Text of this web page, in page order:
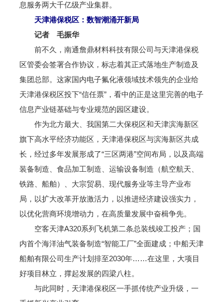
息服务两大千亿级产业集群。
天津港保税区：数智潮涌开新局
记者 毛振华
前不久，南通詹鼎材料科技有限公司与天津港保税
区管委会签署合作协议，标志着其正式落地生产制造及
集团总部。这家国内电子氟化液领域技术领先的企业给
天津港保税区投下“信任票”，看中的正是这里完善的电子
信息产业链基础与专业规范的园区建设。
作为北方最大、我国第二大保税区和天津滨海新区
旗下高水平经济功能区，天津港保税区与滨海新区共成
长，经过多年发展形成了“三区两港”空间布局，以及高端
装备制造、食品加工制造、运输设备制造（航空航天、
铁路、船舶）、大宗贸易、现代服务业等主导产业布
局，以扩大改革开放激活力，以推进经济建设强实力，
以优化营商环境增动力，在高质量发展中奋楫争先。
空客天津A320系列飞机第二条总装线竣工投产；国
内首个海洋油气装备制造“智能工厂”全面建成；中船天津
船舶有限公司生产计划排至2030年……在这里，大项目
好项目林立，撑起发展的四梁八柱。
与此同时，天津港保税区一手抓传统产业升级，一